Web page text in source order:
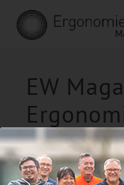
EW
mit
oben 3